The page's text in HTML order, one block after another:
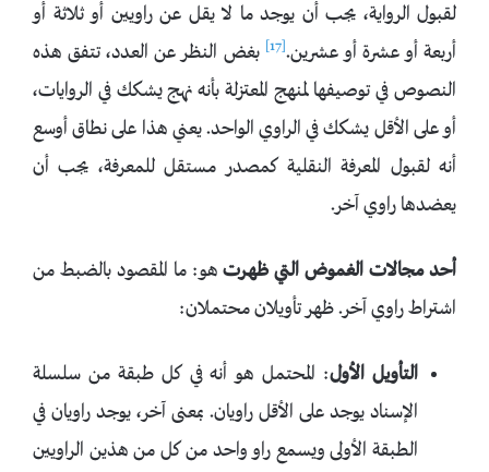
لقبول الرواية، يجب أن يوجد ما لا يقل عن راويين أو ثلاثة أو
أربعة أو عشرة أو عشرين.[17]
بغض النظر عن العدد، تتفق هذه
النصوص في توصيفها لمنهج المعتزلة بأنه نهج يشكك في الروايات،
أو على الأقل يشكك في الراوي الواحد. يعني هذا على نطاق أوسع
أنه لقبول المعرفة النقلية كمصدر مستقل للمعرفة، يجب أن
يعضدها راوي آخر.
أحد مجالات الغموض التي ظهرتهو: ما المقصود بالضبط من
اشتراط راوي آخر. ظهر تأويلان محتملان:
التأويل الأول: المحتمل هو أنه في كل طبقة من سلسلة
الإسناد يوجد على الأقل راويان. بمعنى آخر، يوجد راويان في
الطبقة الأولى ويسمع راو واحد من كل من هذين الراويين